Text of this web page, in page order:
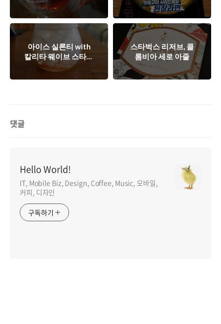
아이스 실론티 with
칼리타 웨이브 스타일
#185!
스타벅스 리저브, 콜
롬비아 세로 아줄
댓글
Hello World!
IT, Mobile Biz, Design, Coffee, Music, 모바일,
커피, 디자인
구독하기